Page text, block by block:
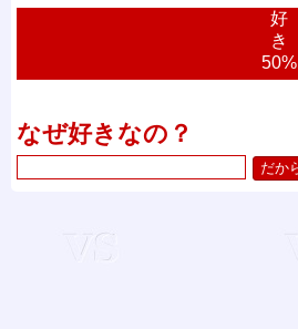
好
き
50%
なぜ好きなの？